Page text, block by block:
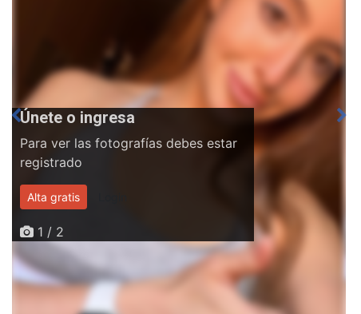
Únete o ingresa
Para ver las fotografías debes estar
registrado
Alta gratis
1 / 2